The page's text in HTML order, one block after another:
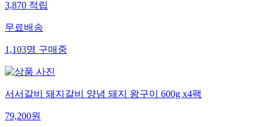
3,870적립
무료배송
1,103명구매중
서서갈비 돼지갈비 양념 돼지 왕구이 600g x4팩
79,200원